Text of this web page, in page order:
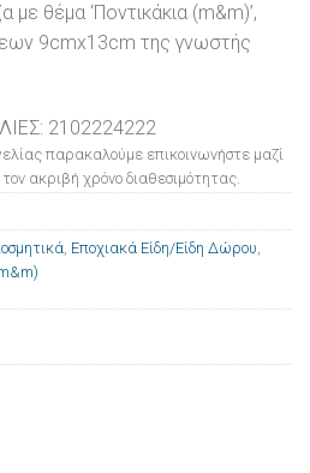
με θέμα ‘Ποντικάκια (m&m)’,
9cmx13cm της γνωστής
2102224222
παρακαλούμε επικοινωνήστε μαζί
ακριβή χρόνο διαθεσιμότητας.
Εποχιακά Είδη/Είδη Δώρου